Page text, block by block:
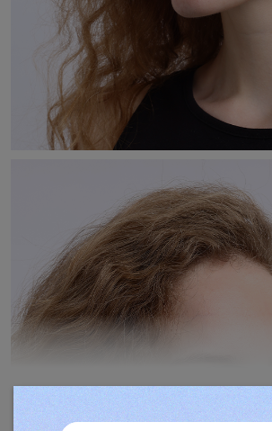
TOVÁBBIAK MEGJELENÍTÉSE